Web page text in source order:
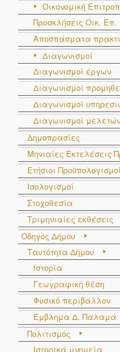
Οικονομική
Προσκλήσεις Οικ. Επ.
Αποσπάσματα
Διαγωνισμοί
Διαγωνισμοί έργων
Διαγωνισμοί
Διαγωνισμοί
Διαγωνισμοί μελετών
Δημοπρασίες
Μηνιαίες Εκτελέσεις
Ετήσιοι Προϋπολογισμοί
Ισολογισμοί
Στοχοθεσία
Τριμηνιαίες εκθέσεις
Οδηγός Δήμου
Ταυτότητα Δήμου
Ιστορία
Γεωγραφική θέση
Φυσικό περιβάλλον
Έμβλημα Δ. Παλαμά
Πολιτισμός
Ιστορικά μνημεία